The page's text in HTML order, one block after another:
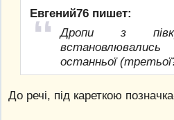
Евгений76 пишет:
Дропи з
останньої
До речі, під кареткою